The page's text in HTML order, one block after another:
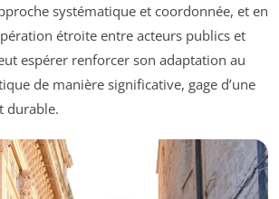
systématique et coordonnée, et en
étroite entre acteurs publics et
espérer renforcer son adaptation au
de manière significative, gage d’une
durable.